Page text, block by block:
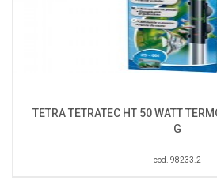
TETRA TETRATEC HT 50 WATT
G
cod. 98233.2